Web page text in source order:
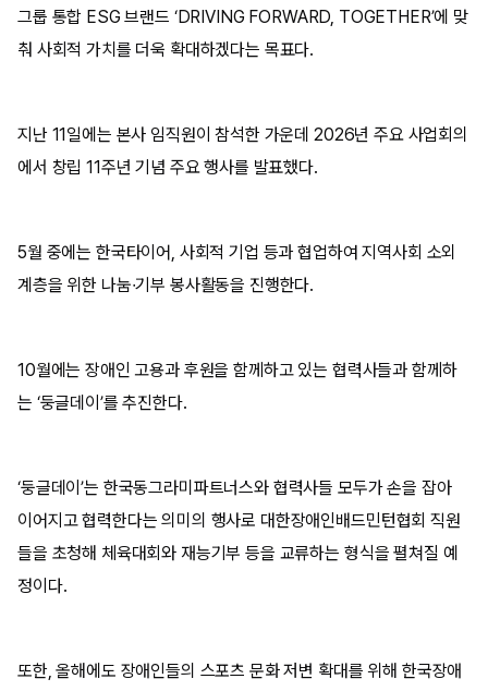
그룹 통합 ESG 브랜드 ‘DRIVING FORWARD, TOGETHER’에 맞
춰 사회적 가치를 더욱 확대하겠다는 목표다.
지난 11일에는 본사 임직원이 참석한 가운데 2026년 주요 사업회의
에서 창립 11주년 기념 주요 행사를 발표했다.
5월 중에는 한국타이어, 사회적 기업 등과 협업하여 지역사회 소외
계층을 위한 나눔∙기부 봉사활동을 진행한다.
10월에는 장애인 고용과 후원을 함께하고 있는 협력사들과 함께하
는 ‘둥글데이’를 추진한다.
‘둥글데이’는 한국동그라미파트너스와 협력사들 모두가 손을 잡아
이어지고 협력한다는 의미의 행사로 대한장애인배드민턴협회 직원
들을 초청해 체육대회와 재능기부 등을 교류하는 형식을 펼쳐질 예
정이다.
또한, 올해에도 장애인들의 스포츠 문화 저변 확대를 위해 한국장애